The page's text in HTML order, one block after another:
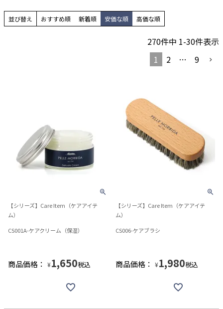
並び替え おすすめ順 新着順 安価な順 高価な順
270件中 1-30件表示
1
2 … 9
【シリーズ】Care Item（ケアアイテ
ム）
CS001A-ケアクリーム（保湿）
商品価格： ¥1,650税込
【シリーズ】Care Item（ケアアイテ
ム）
CS006-ケアブラシ
商品価格： ¥1,980税込